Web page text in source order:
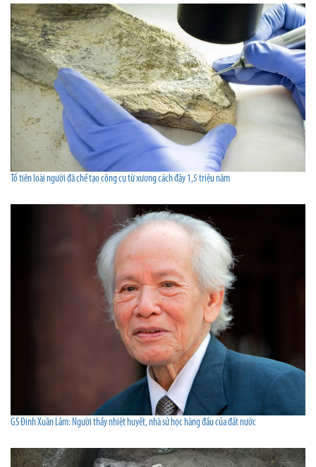
Tổ tiên loài người đã chế tạo công cụ từ xương cách đây 1,5 triệu năm
GS Đinh Xuân Lâm: Người thầy nhiệt huyết, nhà sử học hàng đầu của đất nước